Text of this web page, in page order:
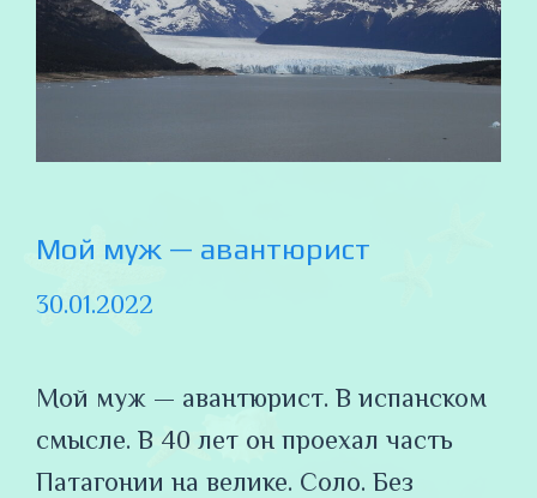
Мой муж — авантюрист
30.01.2022
Мой муж — авантюрист. В испанском
смысле. В 40 лет он проехал часть
Патагонии на велике. Соло. Без